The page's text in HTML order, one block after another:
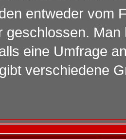
entweder vom
geschlossen.
eine Umfrage
verschiedene